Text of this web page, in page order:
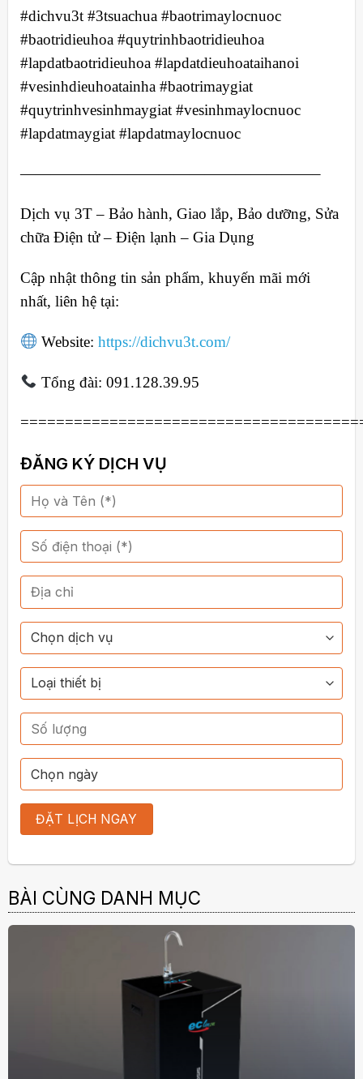
#dichvu3t #3tsuachua #baotrimaylocnuoc
#baotridieuhoa #quytrinhbaotridieuhoa
#lapdatbaotridieuhoa #lapdatdieuhoataihanoi
#vesinhdieuhoatainha #baotrimaygiat
#quytrinhvesinhmaygiat #vesinhmaylocnuoc
#lapdatmaygiat #lapdatmaylocnuoc
———————————————————–
Dịch vụ 3T – Bảo hành, Giao lắp, Bảo dưỡng, Sửa
chữa Điện tử – Điện lạnh – Gia Dụng
Cập nhật thông tin sản phẩm, khuyến mãi mới
nhất, liên hệ tại:
Website:https://dichvu3t.com/
Tổng đài: 091.128.39.95
ĐĂNG KÝ DỊCH VỤ
BÀI CÙNG DANH MỤC